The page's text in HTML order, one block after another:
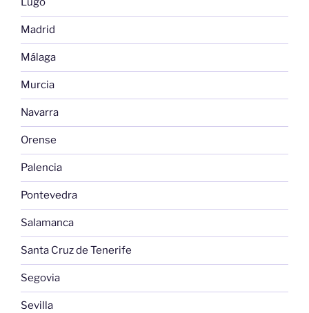
Madrid
Málaga
Murcia
Navarra
Orense
Palencia
Pontevedra
Salamanca
Santa Cruz de Tenerife
Segovia
Sevilla